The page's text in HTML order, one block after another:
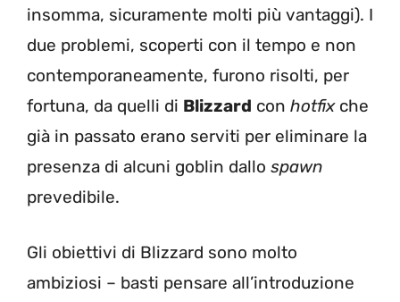
insomma, sicuramente molti più vantaggi). I
due problemi, scoperti con il tempo e non
contemporaneamente, furono risolti, per
fortuna, da quelli di Blizzard con hotfixche
già in passato erano serviti per eliminare la
presenza di alcuni goblin dallo spawn
prevedibile.
Gli obiettivi di Blizzard sono molto
ambiziosi – basti pensare all’introduzione